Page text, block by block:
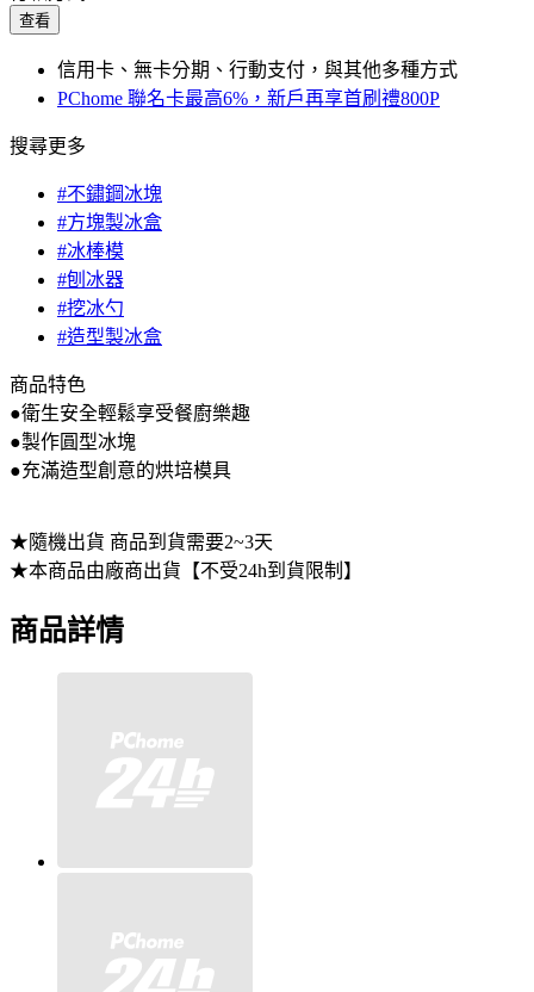
查看
信用卡、無卡分期、行動支付，與其他多種方式
PChome 聯名卡最高6%，新戶再享首刷禮800P
搜尋更多
#不鏽鋼冰塊
#方塊製冰盒
#冰棒模
#刨冰器
#挖冰勺
#造型製冰盒
商品特色
●衛生安全輕鬆享受餐廚樂趣
●製作圓型冰塊
●充滿造型創意的烘培模具
★隨機出貨 商品到貨需要2~3天
★本商品由廠商出貨【不受24h到貨限制】
商品詳情